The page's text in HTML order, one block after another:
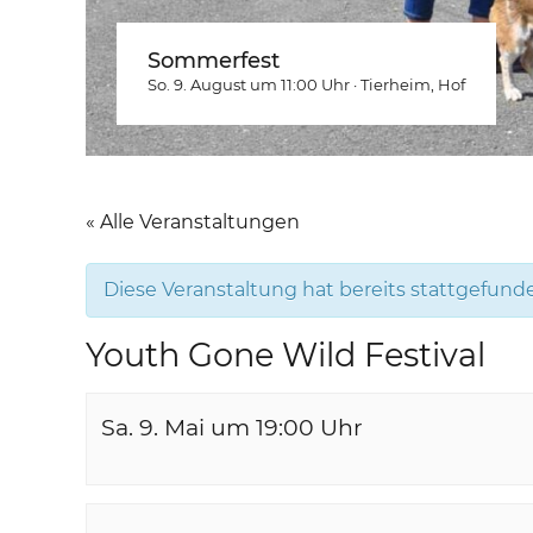
Sommerfest
So. 9. August um 11:00 Uhr ·Tierheim , Hof
« Alle Veranstaltungen
Diese Veranstaltung hat bereits
Youth Gone Wild Festival
Sa. 9. Mai um 19:00 Uhr